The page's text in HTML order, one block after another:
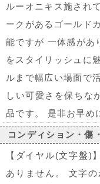
ルーオニキス施され
ークがあるゴールド
能ですが 一体感があ
をスタイリッシュに
ルまで幅広い場面で
しい可愛さを保ちな
品です。 是非お早め
コンディション・傷
【ダイヤル(文字盤)
ありません。 文字